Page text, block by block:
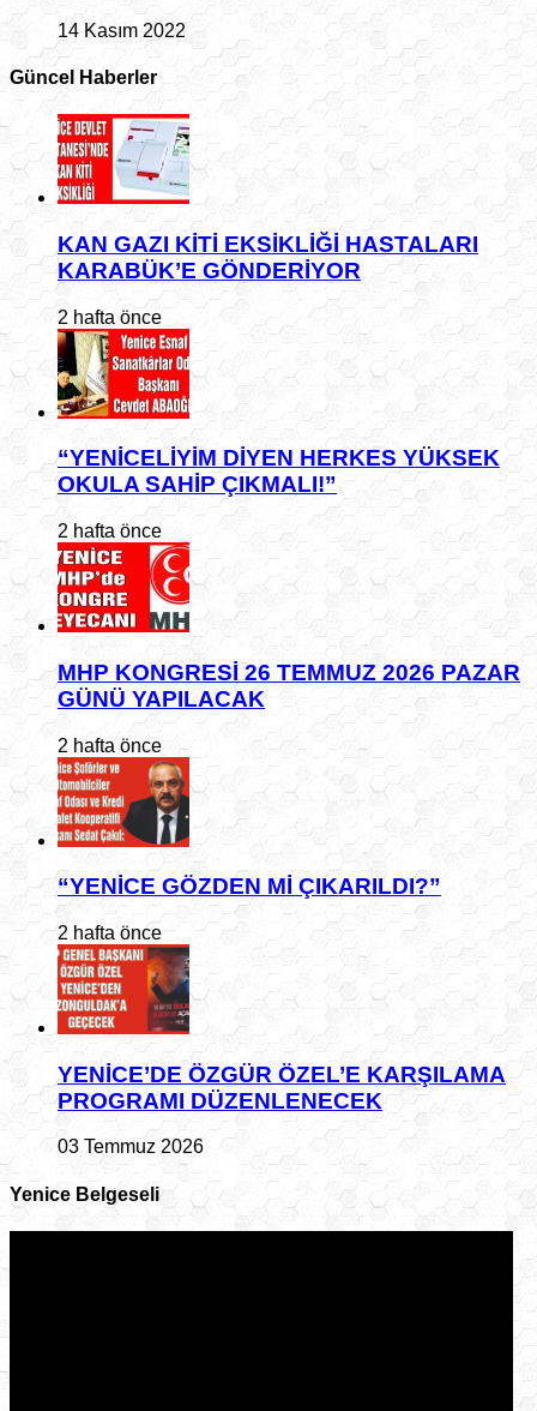
14 Kasım 2022
Güncel Haberler
KAN GAZI KİTİ EKSİKLİĞİ HASTALARI
KARABÜK’E GÖNDERİYOR
2 hafta önce
“YENİCELİYİM DİYEN HERKES YÜKSEK
OKULA SAHİP ÇIKMALI!”
2 hafta önce
MHP KONGRESİ 26 TEMMUZ 2026 PAZAR
GÜNÜ YAPILACAK
2 hafta önce
“YENİCE GÖZDEN Mİ ÇIKARILDI?”
2 hafta önce
YENİCE’DE ÖZGÜR ÖZEL’E KARŞILAMA
PROGRAMI DÜZENLENECEK
03 Temmuz 2026
Yenice Belgeseli